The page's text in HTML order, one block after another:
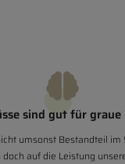
sind gut für graue
umsonst Bestandteil
auf die Leistung